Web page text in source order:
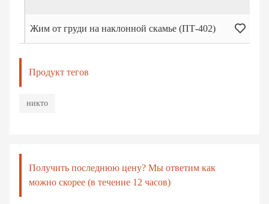
Жим от груди на наклонной скамье (ПТ-402)
Продукт тегов
никто
Получить последнюю цену? Мы ответим как
можно скорее (в течение 12 часов)